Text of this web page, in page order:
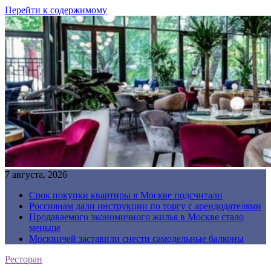
Перейти к содержимому
7 августа, 2026
Срок покупки квартиры в Москве подсчитали
Россиянам дали инструкции по торгу с арендодателями
Продаваемого экономичного жилья в Москве стало
меньше
Москвичей заставили снести самодельные балконы
Ресторан